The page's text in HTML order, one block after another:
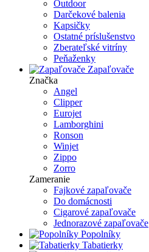
Outdoor
Darčekové balenia
Kapsičky
Ostatné príslušenstvo
Zberateľské vitríny
Peňaženky
Zapaľovače
Značka
Angel
Clipper
Eurojet
Lamborghini
Ronson
Winjet
Zippo
Zorro
Zameranie
Fajkové zapaľovače
Do domácnosti
Cigarové zapaľovače
Jednorazové zapaľovače
Popolníky
Tabatierky